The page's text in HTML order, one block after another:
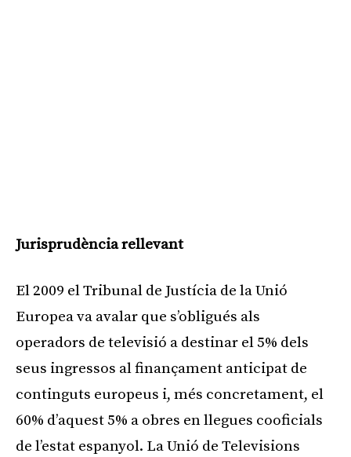
Jurisprudència rellevant
El 2009 el Tribunal de Justícia de la Unió
Europea va avalar que s’obligués als
operadors de televisió a destinar el 5% dels
seus ingressos al finançament anticipat de
continguts europeus i, més concretament, el
60% d’aquest 5% a obres en llegues cooficials
de l’estat espanyol. La Unió de Televisions